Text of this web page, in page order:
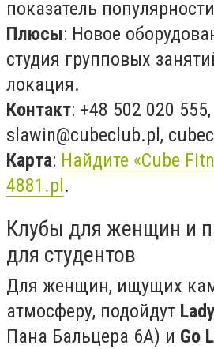
показатель
Плюсы: Новое
студия групповых
локация.
Контакт: +48 502 020 555,
slawin@cubeclub.pl ,
Карта: Найдите «Cube
4881.pl .
Клубы для женщин и
для студентов
Для женщин, ищущих
атмосферу, подойдут
Пана Бальцера 6A) и Go